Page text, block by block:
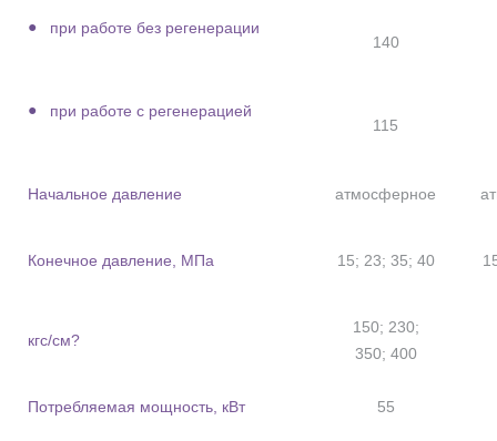
при работе без регенерации
140
при работе с регенерацией
115
Начальное давление атмосферное
Конечное давление, МПа 15; 23; 35; 40
кгс/см?
150; 230;
350; 400
Потребляемая мощность, кВт 55